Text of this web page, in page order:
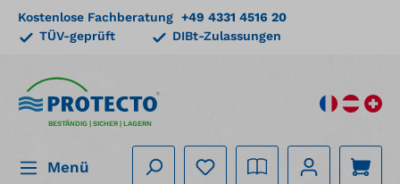
springen
Kostenlose Fachberatung +49 4331 4516 20
TÜV-geprüft
DIBt-Zulassungen
BESTÄNDIG | SICHER | LAGERN
Menü